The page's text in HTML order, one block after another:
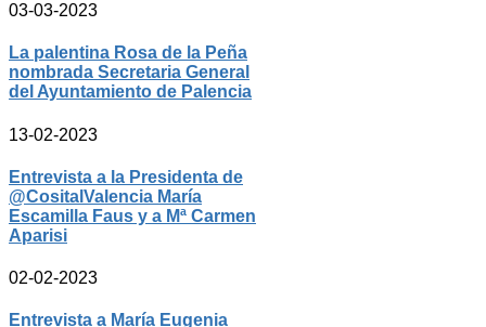
03-03-2023
La palentina Rosa de la Peña
nombrada Secretaria General
del Ayuntamiento de Palencia
13-02-2023
Entrevista a la Presidenta de
@CositalValencia María
Escamilla Faus y a Mª Carmen
Aparisi
02-02-2023
Entrevista a María Eugenia